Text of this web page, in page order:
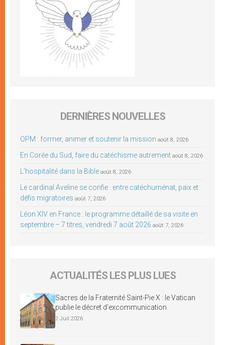
DERNIÈRES NOUVELLES
OPM : former, animer et soutenir la mission août 8, 2026
En Corée du Sud, faire du catéchisme autrement août 8, 2026
L’hospitalité dans la Bible août 8, 2026
Le cardinal Aveline se confie : entre catéchuménat, paix et
défis migratoires août 7, 2026
Léon XIV en France : le programme détaillé de sa visite en
septembre – 7 titres, vendredi 7 août 2026 août 7, 2026
ACTUALITÉS LES PLUS LUES
Sacres de la Fraternité Saint-Pie X : le Vatican
publie le décret d’excommunication
2 Juil 2026